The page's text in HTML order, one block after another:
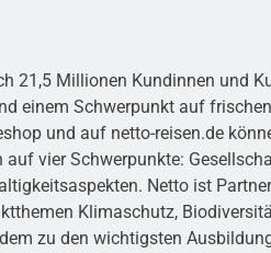
Millionen Kundinnen und
einem Schwerpunkt auf
und auf netto-reisen.de
vier Schwerpunkte:
Netto ist
Klimaschutz,
zu den wichtigsten